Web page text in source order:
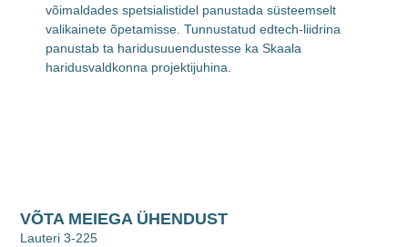
võimaldades spetsialistidel panustada süsteemselt
valikainete õpetamisse. Tunnustatud edtech-liidrina
panustab ta haridusuuendustesse ka Skaala
haridusvaldkonna projektijuhina.
VÕTA MEIEGA ÜHENDUST
Lauteri 3-225